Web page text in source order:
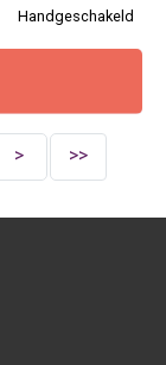
Handgeschakeld
> >>